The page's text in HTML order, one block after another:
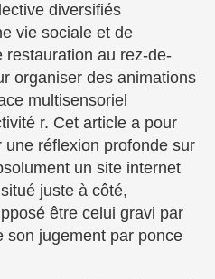
diversifiés
vie sociale et de
restauration au rez-de-
organiser des animations
multisensoriel
r. Cet article a pour
réflexion profonde sur
un site internet
juste à côté,
être celui gravi par
son jugement par ponce